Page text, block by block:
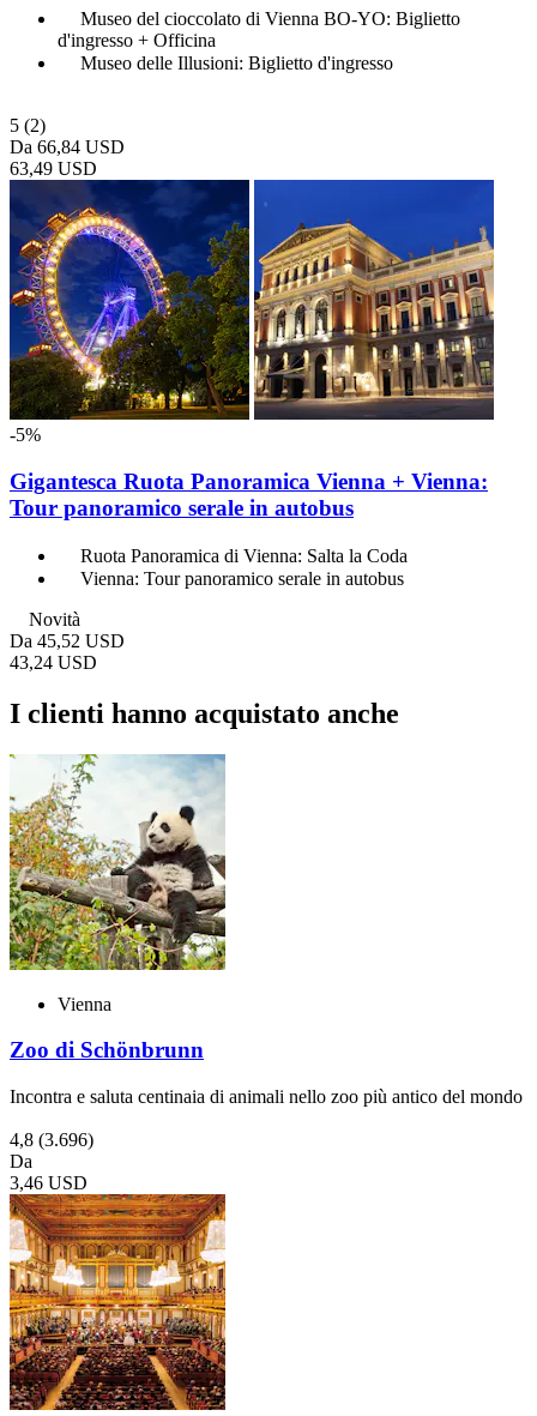
Museo del cioccolato di Vienna BO-YO: Biglietto
d'ingresso + Officina
Museo delle Illusioni: Biglietto d'ingresso
5 (2)
Da 66,84 USD
63,49 USD
-5%
Gigantesca Ruota Panoramica Vienna + Vienna:
Tour panoramico serale in autobus
Ruota Panoramica di Vienna: Salta la Coda
Vienna: Tour panoramico serale in autobus
Novità
Da 45,52 USD
43,24 USD
I clienti hanno acquistato anche
Vienna
Zoo di Schönbrunn
Incontra e saluta centinaia di animali nello zoo più antico del mondo
4,8 (3.696)
Da
3,46 USD